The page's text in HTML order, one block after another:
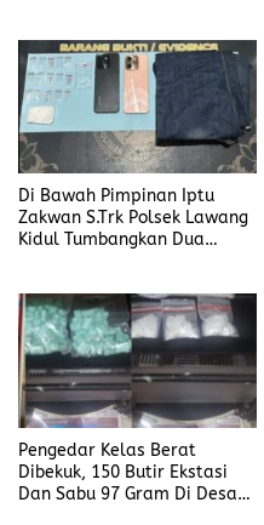
Di Bawah Pimpinan Iptu
Zakwan S.Trk Polsek Lawang
Kidul Tumbangkan Dua
Pengedar Kelas Berat
Dibekuk, 150 Butir Ekstasi
Dan Sabu 97 Gram Di Desa